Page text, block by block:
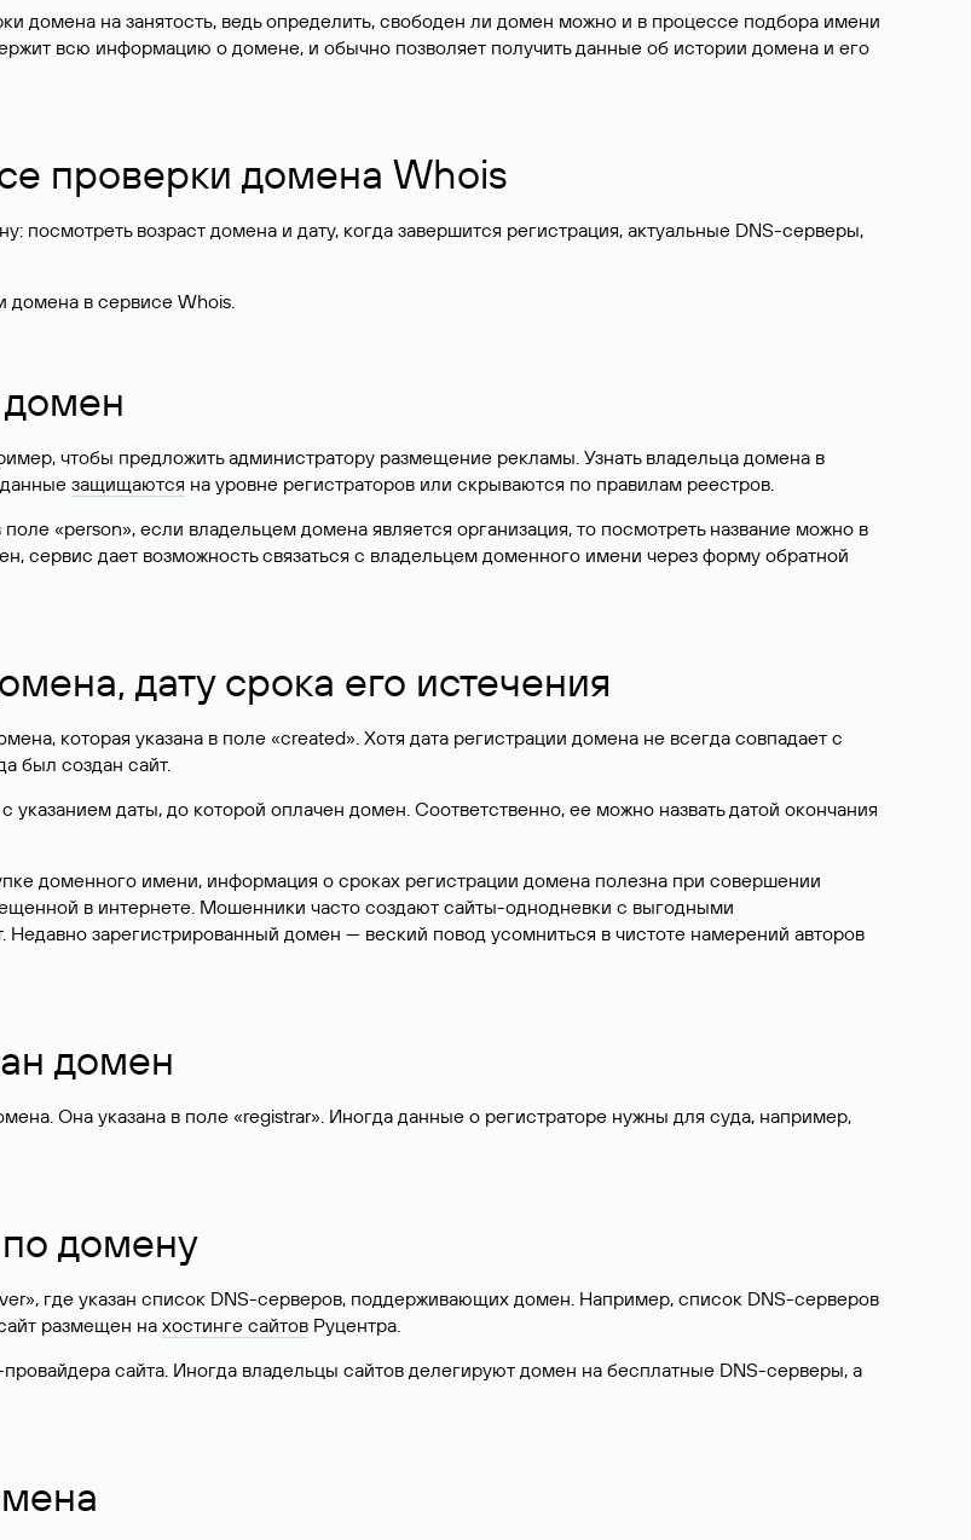
домена на занятость, ведь определить, свободен ли домен можно и в процессе подбора имени
всю информацию о домене, и обычно позволяет получить данные об истории домена и его
проверки домена Whois
возраст домена и дату, когда завершится регистрация, актуальные DNS-серверы,
домена в сервисе Whois.
домен
чтобы предложить администратору размещение рекламы. Узнать владельца домена в
защищаются на уровне регистраторов или скрываются по правилам реестров.
«person», если владельцем домена является организация, то посмотреть название можно в
сервис дает возможность связаться с владельцем доменного имени через форму обратной
дату срока его истечения
которая указана в поле «created». Хотя дата регистрации домена не всегда совпадает с
был создан сайт.
даты, до которой оплачен домен. Соответственно, ее можно назвать датой окончания
доменного имени, информация о сроках регистрации домена полезна при совершении
в интернете. Мошенники часто создают сайты-однодневки с выгодными
зарегистрированный домен — веский повод усомниться в чистоте намерений авторов
домен
Она указана в поле «registrar». Иногда данные о регистраторе нужны для суда, например,
по домену
где указан список DNS-серверов, поддерживающих домен. Например, список DNS-серверов
размещен на хостинге сайтов Руцентра.
сайта. Иногда владельцы сайтов делегируют домен на бесплатные DNS-серверы, а